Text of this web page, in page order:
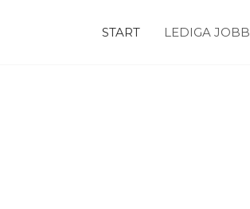
START LEDIGA JOBB